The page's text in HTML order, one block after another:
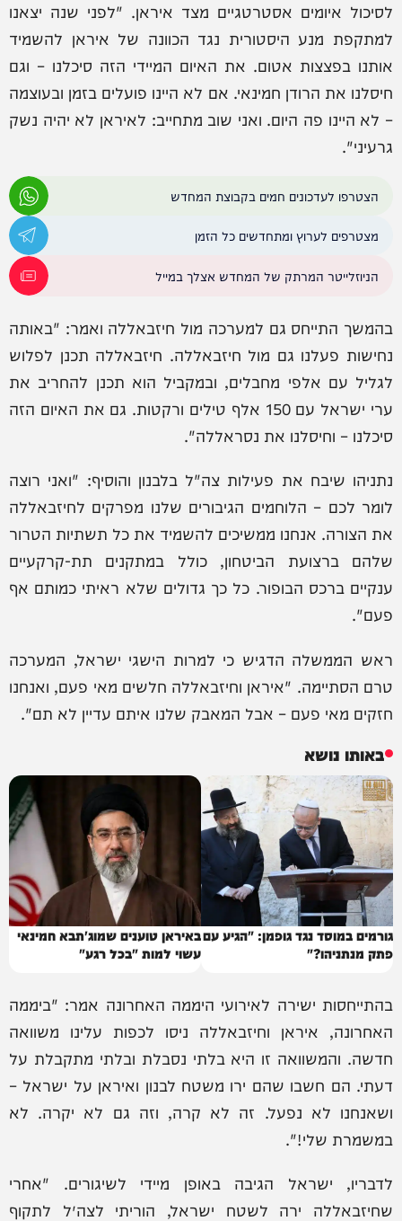
לסיכול איומים אסטרטגיים מצד איראן. "לפני שנה יצאנו
למתקפת מנע היסטורית נגד הכוונה של איראן להשמיד
אותנו בפצצות אטום. את האיום המיידי הזה סיכלנו – וגם
חיסלנו את הרודן חמינאי. אם לא היינו פועלים בזמן ובעוצמה
– לא היינו פה היום. ואני שוב מתחייב: לאיראן לא יהיה נשק
גרעיני".
הצטרפו לעדכונים חמים בקבוצת המחדש
מצטרפים לערוץ ומתחדשים כל הזמן
הניוזלייטר המרתק של המחדש אצלך במייל
בהמשך התייחס גם למערכה מול חיזבאללה ואמר: "באותה
נחישות פעלנו גם מול חיזבאללה. חיזבאללה תכנן לפלוש
לגליל עם אלפי מחבלים, ובמקביל הוא תכנן להחריב את
ערי ישראל עם 150 אלף טילים ורקטות. גם את האיום הזה
סיכלנו – וחיסלנו את נסראללה".
נתניהו שיבח את פעילות צה"ל בלבנון והוסיף: "ואני רוצה
לומר לכם – הלוחמים הגיבורים שלנו מפרקים לחיזבאללה
את הצורה. אנחנו ממשיכים להשמיד את כל תשתיות הטרור
שלהם ברצועת הביטחון, כולל במתקנים תת-קרקעיים
ענקיים ברכס הבופור. כל כך גדולים שלא ראיתי כמותם אף
פעם".
ראש הממשלה הדגיש כי למרות הישגי ישראל, המערכה
טרם הסתיימה. "איראן וחיזבאללה חלשים מאי פעם, ואנחנו
חזקים מאי פעם – אבל המאבק שלנו איתם עדיין לא תם".
באותו נושא
גורמים במוסד נגד גופמן: "הגיע עם
פתק מנתניהו?"
באיראן טוענים שמוג'תבא חמינאי
עשוי למות "בכל רגע"
בהתייחסות ישירה לאירועי היממה האחרונה אמר: "ביממה
האחרונה, איראן וחיזבאללה ניסו לכפות עלינו משוואה
חדשה. והמשוואה זו היא בלתי נסבלת ובלתי מתקבלת על
דעתי. הם חשבו שהם ירו משטח לבנון ואיראן על ישראל –
ושאנחנו לא נפעל. זה לא קרה, וזה גם לא יקרה. לא
במשמרת שלי!".
לדבריו, ישראל הגיבה באופן מיידי לשיגורים. "אחרי
שחיזבאללה ירה לשטח ישראל, הוריתי לצה״ל לתקוף